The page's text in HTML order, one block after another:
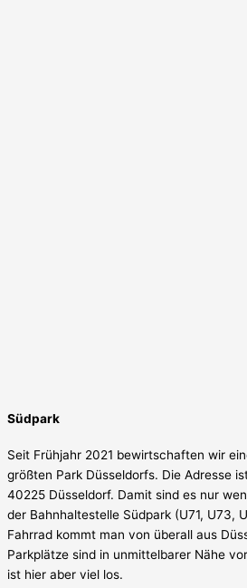
Südpark
Seit Frühjahr 2021 bewirtschaften wir
größten Park Düsseldorfs. Die Adresse
40225 Düsseldorf. Damit sind es nur
der Bahnhaltestelle Südpark (U71, U73,
Fahrrad kommt man von überall aus
Parkplätze sind in unmittelbarer Nähe
ist hier aber viel los.